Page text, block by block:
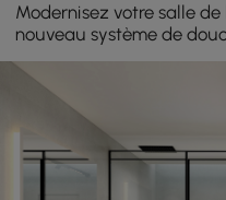
Modernisez votre salle
nouveau système de
de douche carré peut
pour fournir un large
sur chaque centimètre
fatigue quotidienne.
corporels pulvérisent
nettoyer les zones
fatigués. De plus, dotée